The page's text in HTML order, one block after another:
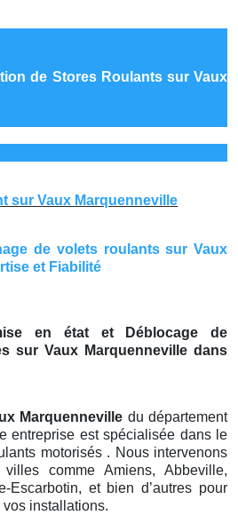
de Stores Roulants sur Vaux
sur Vaux Marquenneville
de volets roulants sur Vaux
et Fiabilité
en état et Déblocage de
sur Vaux Marquenneville dans
Marquenneville du département
entreprise est spécialisée dans le
motorisés . Nous intervenons
comme Amiens, Abbeville,
Escarbotin, et bien d’autres pour
installations.